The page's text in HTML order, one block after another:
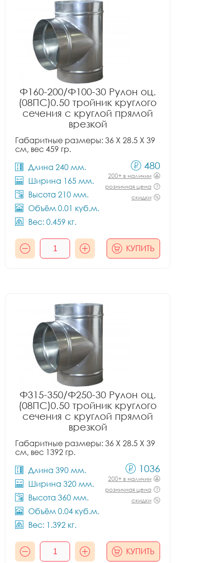
Ф160-200/Ф100-30 Рулон оц.
(08ПС)0.50 тройник круглого
сечения с круглой прямой
врезкой
Габаритные размеры: 36 X 28.5 X 39
см, вес 459 гр.
Длина 240 мм.
Ширина 165 мм.
Высота 210 мм.
Объём 0.01 куб.м.
Вес: 0.459 кг.
480
200+ в наличии
розничная цена
скидки
КУПИТЬ
Ф315-350/Ф250-30 Рулон оц.
(08ПС)0.50 тройник круглого
сечения с круглой прямой
врезкой
Габаритные размеры: 36 X 28.5 X 39
см, вес 1392 гр.
Длина 390 мм.
Ширина 320 мм.
Высота 360 мм.
Объём 0.04 куб.м.
Вес: 1.392 кг.
1036
200+ в наличии
розничная цена
скидки
КУПИТЬ